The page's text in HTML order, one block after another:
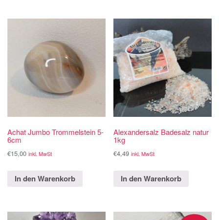
Achat Jumbo Trommelstein 5-
6cm
€15,00 inkl. MwSt
In den Warenkorb
Alexandersalz Badesalz natur
1kg
€4,49 inkl. MwSt
In den Warenkorb